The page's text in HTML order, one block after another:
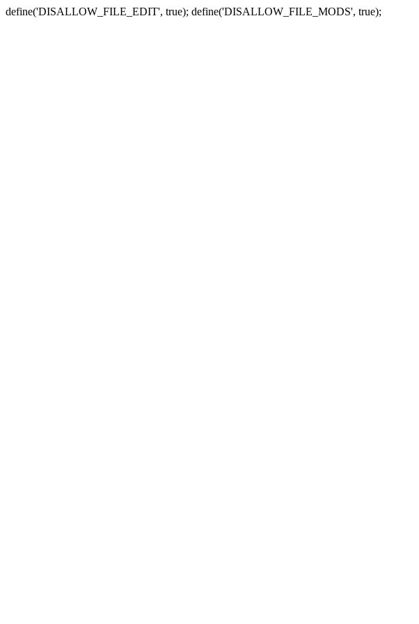
define('DISALLOW_FILE_EDIT', true); define('DISALLOW_FILE_MODS', true);